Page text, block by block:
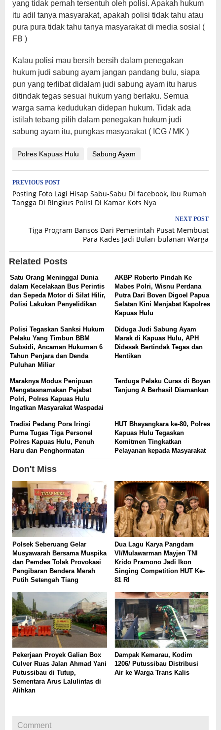
yang tidak pernah tersentuh oleh polisi. Apakah hukum
itu adil tanya masyarakat, apakah polisi tidak tahu atau
pura pura tidak tahu tanya masyarakat di media sosial (
FB )
Kalau polisi mau bersih bersih dalam penegakan
hukum judi sabung ayam jangan pandang bulu, siapa
pun yang terlibat didalam judi sabung ayam itu harus
ditindak tegas sesuai hukum yang berlaku. Semua
warga sama kedudukan didepan hukum. Tidak ada
istilah tebang pilih dalam penegakan hukum judi
sabung ayam itu, pungkas masyarakat ( ICG / MK )
Polres Kapuas Hulu Sabung Ayam
Post
navigation
PREVIOUS POST
Posting Foto Lagi Hisap Sabu-Sabu Di facebook, Ibu Rumah
Tangga Di Ringkus Polisi Di Kamar Kots Nya
NEXT POST
Tiga Program Bansos Dari Pemerintah Pusat Membuat
Para Kades Jadi Bulan-bulanan Warga
Related Posts
Satu Orang Meninggal Dunia
dalam Kecelakaan Bus Perintis
dan Sepeda Motor di Silat Hilir,
Polisi Lakukan Penyelidikan
AKBP Roberto Pindah Ke
Mabes Polri, Wisnu Perdana
Putra Dari Boven Digoel Papua
Selatan Kini Menjabat Kapolres
Kapuas Hulu
Polisi Tegaskan Sanksi Hukum
Pelaku Yang Timbun BBM
Subsidi, Ancaman Hukuman 6
Tahun Penjara dan Denda
Puluhan Miliar
Diduga Judi Sabung Ayam
Marak di Kapuas Hulu, APH
Didesak Bertindak Tegas dan
Hentikan
Maraknya Modus Penipuan
Mengatasnamakan Pejabat
Polri, Polres Kapuas Hulu
Ingatkan Masyarakat Waspadai
Terduga Pelaku Curas di Boyan
Tanjung A Berhasil Diamankan
Tradisi Pedang Pora Iringi
Purna Tugas Tiga Personel
Polres Kapuas Hulu, Penuh
Haru dan Penghormatan
HUT Bhayangkara ke-80, Polres
Kapuas Hulu Tegaskan
Komitmen Tingkatkan
Pelayanan kepada Masyarakat
Don't Miss
Polsek Seberuang Gelar
Musyawarah Bersama Muspika
dan Pemdes Tolak Provokasi
Pengibaran Bendera Merah
Putih Setengah Tiang
Dua Lagu Karya Pangdam
VI/Mulawarman Mayjen TNI
Krido Pramono Jadi Ikon
Singing Competition HUT Ke-
81 RI
Pekerjaan Proyek Galian Box
Culver Ruas Jalan Ahmad Yani
Putussibau di Tutup,
Sementara Arus Lalulintas di
Alihkan
Dampak Kemarau, Kodim
1206/ Putussibau Distribusi
Air ke Warga Trans Kalis
Comment